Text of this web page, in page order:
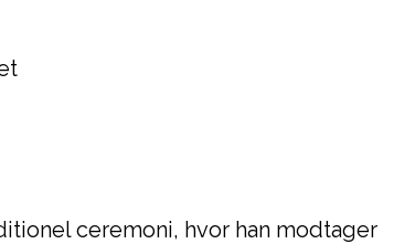
ceremoni, hvor han modtager